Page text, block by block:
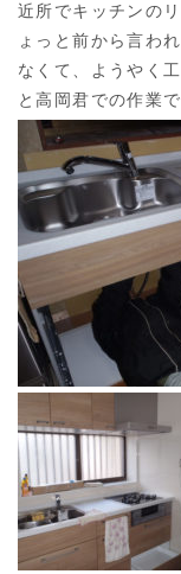
近所でキッチンの
ょっと前から言わ
なくて、ようやく
と高岡君での作業で